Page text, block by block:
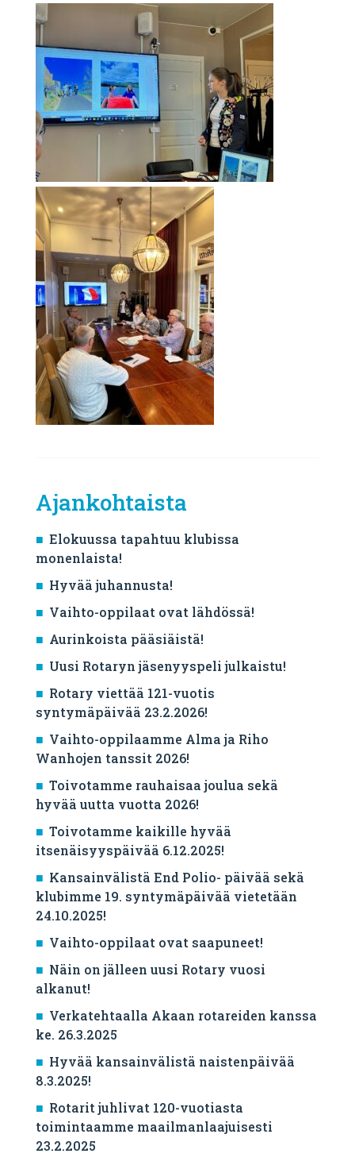
Ajankohtaista
Elokuussa tapahtuu klubissa
monenlaista!
Hyvää juhannusta!
Vaihto-oppilaat ovat lähdössä!
Aurinkoista pääsiäistä!
Uusi Rotaryn jäsenyyspeli julkaistu!
Rotary viettää 121-vuotis
syntymäpäivää 23.2.2026!
Vaihto-oppilaamme Alma ja Riho
Wanhojen tanssit 2026!
Toivotamme rauhaisaa joulua sekä
hyvää uutta vuotta 2026!
Toivotamme kaikille hyvää
itsenäisyyspäivää 6.12.2025!
Kansainvälistä End Polio- päivää sekä
klubimme 19. syntymäpäivää vietetään
24.10.2025!
Vaihto-oppilaat ovat saapuneet!
Näin on jälleen uusi Rotary vuosi
alkanut!
Verkatehtaalla Akaan rotareiden kanssa
ke. 26.3.2025
Hyvää kansainvälistä naistenpäivää
8.3.2025!
Rotarit juhlivat 120-vuotiasta
toimintaamme maailmanlaajuisesti
23.2.2025